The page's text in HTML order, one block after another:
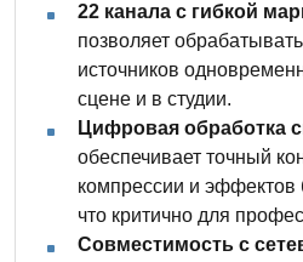
22 канала с гибкой
позволяет
источников
сцене и в студии.
Цифровая обработка
обеспечивает точный
компрессии и эффектов
что критично для
Совместимость с